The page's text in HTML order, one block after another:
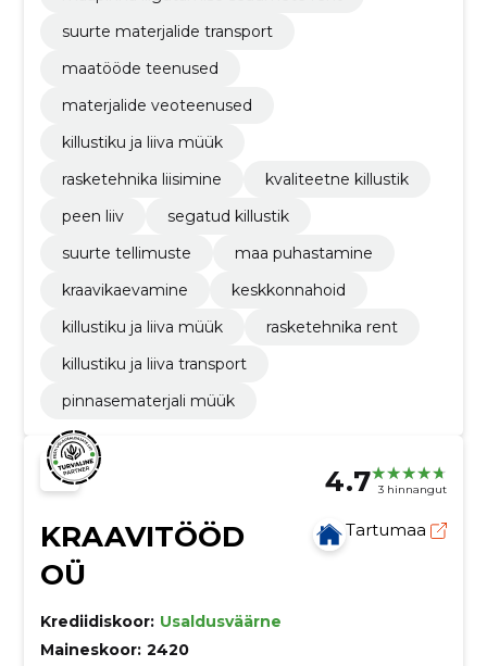
suurte materjalide transport
maatööde teenused
materjalide veoteenused
killustiku ja liiva müük
rasketehnika liisimine
kvaliteetne killustik
peen liiv
segatud killustik
suurte tellimuste
maa puhastamine
kraavikaevamine
keskkonnahoid
killustiku ja liiva müük
rasketehnika rent
killustiku ja liiva transport
pinnasematerjali müük
4.7 3 hinnangut
KRAAVITÖÖD
OÜ
Tartumaa
Krediidiskoor: Usaldusväärne
Maineskoor: 2420